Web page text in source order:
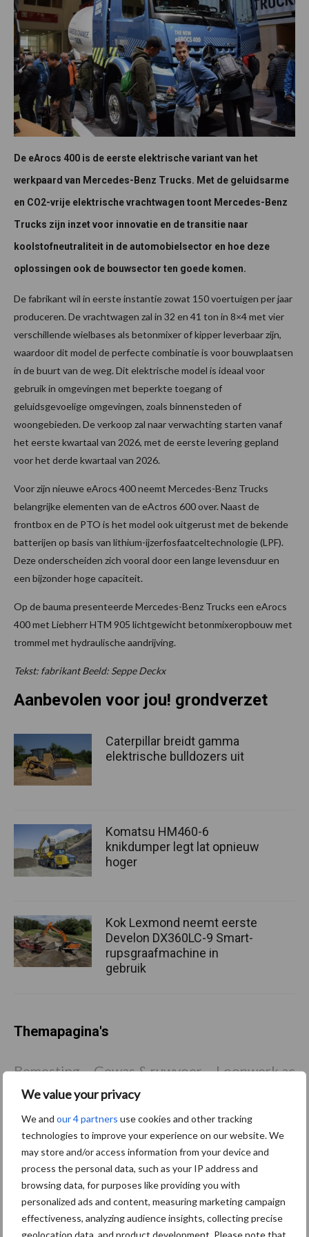
We value your privacy
We and our 4 partners use cookies and other tracking
technologies to improve your experience on our website. We
may store and/or access information from your device and
process the personal data, such as your IP address and
browsing data, for purposes like providing you with
personalized ads and content, measuring marketing campaign
effectiveness, analyzing audience insights, collecting precise
geolocation data, and product development. Please note that
De eArocs 400 is de eerste elektrische variant van het
werkpaard van Mercedes-Benz Trucks. Met de geluidsarme
en CO2-vrije elektrische vrachtwagen toont Mercedes-Benz
Trucks zijn inzet voor innovatie en de transitie naar
koolstofneutraliteit in de automobielsector en hoe deze
oplossingen ook de bouwsector ten goede komen.
De fabrikant wil in eerste instantie zowat 150 voertuigen per jaar
produceren. De vrachtwagen zal in 32 en 41 ton in 8×4 met vier
verschillende wielbases als betonmixer of kipper leverbaar zijn,
waardoor dit model de perfecte combinatie is voor bouwplaatsen
in de buurt van de weg. Dit elektrische model is ideaal voor
gebruik in omgevingen met beperkte toegang of
geluidsgevoelige omgevingen, zoals binnensteden of
woongebieden. De verkoop zal naar verwachting starten vanaf
het eerste kwartaal van 2026, met de eerste levering gepland
voor het derde kwartaal van 2026.
Voor zijn nieuwe eArocs 400 neemt Mercedes-Benz Trucks
belangrijke elementen van de eActros 600 over. Naast de
frontbox en de PTO is het model ook uitgerust met de bekende
batterijen op basis van lithium-ijzerfosfaatceltechnologie (LPF).
Deze onderscheiden zich vooral door een lange levensduur en
een bijzonder hoge capaciteit.
Op de bauma presenteerde Mercedes-Benz Trucks een eArocs
400 met Liebherr HTM 905 lichtgewicht betonmixeropbouw met
trommel met hydraulische aandrijving.
Tekst: fabrikant Beeld: Seppe Deckx
Aanbevolen voor jou! grondverzet
Caterpillar breidt gamma
elektrische bulldozers uit
Komatsu HM460-6
knikdumper legt lat opnieuw
hoger
Kok Lexmond neemt eerste
Develon DX360LC-9 Smart-
rupsgraafmachine in
gebruik
Themapagina's
Bemesting Gewas & ruwvoer Loonwerk
Beregening /
Irrigatie
Hakselen